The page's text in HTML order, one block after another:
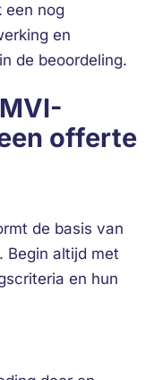
een nog
en
de beoordeling.
offerte
de basis van
Begin altijd met
en hun